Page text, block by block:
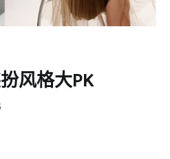
风格大PK